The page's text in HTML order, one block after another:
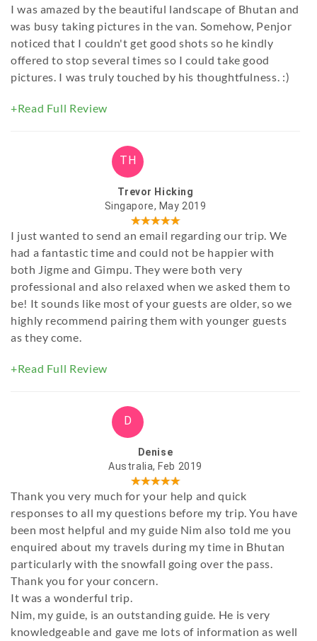
I was amazed by the beautiful landscape of Bhutan and
was busy taking pictures in the van. Somehow, Penjor
noticed that I couldn't get good shots so he kindly
offered to stop several times so I could take good
pictures. I was truly touched by his thoughtfulness. :)
+Read Full Review
TH
Trevor Hicking
Singapore, May 2019
I just wanted to send an email regarding our trip. We
had a fantastic time and could not be happier with
both Jigme and Gimpu. They were both very
professional and also relaxed when we asked them to
be! It sounds like most of your guests are older, so we
highly recommend pairing them with younger guests
as they come.
+Read Full Review
D
Denise
Australia, Feb 2019
Thank you very much for your help and quick
responses to all my questions before my trip. You have
been most helpful and my guide Nim also told me you
enquired about my travels during my time in Bhutan
particularly with the snowfall going over the pass.
Thank you for your concern.
It was a wonderful trip.
Nim, my guide, is an outstanding guide. He is very
knowledgeable and gave me lots of information as well